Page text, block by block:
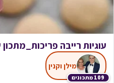
עוגיות רייבה פריכות_מתכון
109 מתכונים
מילן וקנין